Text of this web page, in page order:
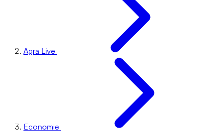
Agra Live
Economie